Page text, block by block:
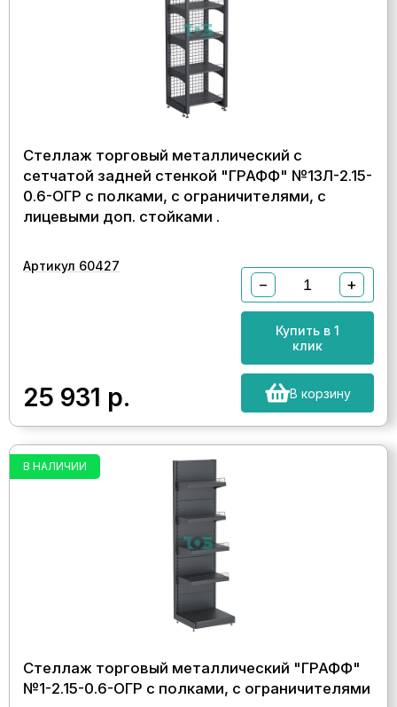
Стеллаж торговый металлический с
сетчатой задней стенкой "ГРАФФ" №13Л-2.15-
0.6-ОГР с полками, с ограничителями, с
лицевыми доп. стойками .
Артикул 60427
25 931 р.
− +
Купить в 1
клик
В корзину
В НАЛИЧИИ
Стеллаж торговый металлический "ГРАФФ"
№1-2.15-0.6-ОГР с полками, с ограничителями